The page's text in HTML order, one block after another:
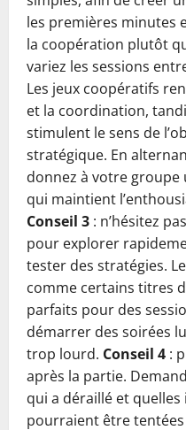
les premières minutes
la coopération plutôt
variez les sessions
Les jeux coopératifs
et la coordination,
stimulent le sens de
stratégique. En
donnez à votre groupe
qui maintient
Conseil 3 : n’hésitez
pour explorer
tester des stratégies.
comme certains titres
parfaits pour des
démarrer des soirées
trop lourd. Conseil 4 :
après la partie.
qui a déraillé et quelles
pourraient être